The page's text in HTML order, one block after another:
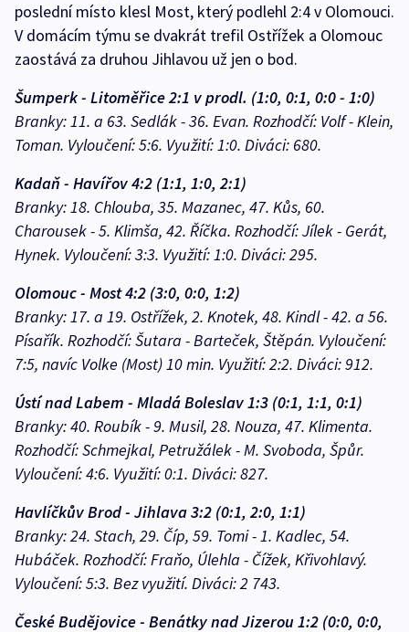
poslední místo klesl Most, který podlehl 2:4 v Olomouci.
V domácím týmu se dvakrát trefil Ostřížek a Olomouc
zaostává za druhou Jihlavou už jen o bod.
Šumperk - Litoměřice 2:1 v prodl. (1:0, 0:1, 0:0 - 1:0)
Branky: 11. a 63. Sedlák - 36. Evan. Rozhodčí: Volf - Klein,
Toman. Vyloučení: 5:6. Využití: 1:0. Diváci: 680.
Kadaň - Havířov 4:2 (1:1, 1:0, 2:1)
Branky: 18. Chlouba, 35. Mazanec, 47. Kůs, 60.
Charousek - 5. Klimša, 42. Říčka. Rozhodčí: Jílek - Gerát,
Hynek. Vyloučení: 3:3. Využití: 1:0. Diváci: 295.
Olomouc - Most 4:2 (3:0, 0:0, 1:2)
Branky: 17. a 19. Ostřížek, 2. Knotek, 48. Kindl - 42. a 56.
Písařík. Rozhodčí: Šutara - Barteček, Štěpán. Vyloučení:
7:5, navíc Volke (Most) 10 min. Využití: 2:2. Diváci: 912.
Ústí nad Labem - Mladá Boleslav 1:3 (0:1, 1:1, 0:1)
Branky: 40. Roubík - 9. Musil, 28. Nouza, 47. Klimenta.
Rozhodčí: Schmejkal, Petružálek - M. Svoboda, Špůr.
Vyloučení: 4:6. Využití: 0:1. Diváci: 827.
Havlíčkův Brod - Jihlava 3:2 (0:1, 2:0, 1:1)
Branky: 24. Stach, 29. Číp, 59. Tomi - 1. Kadlec, 54.
Hubáček. Rozhodčí: Fraňo, Úlehla - Čížek, Křivohlavý.
Vyloučení: 5:3. Bez využití. Diváci: 2 743.
České Budějovice - Benátky nad Jizerou 1:2 (0:0, 0:0,